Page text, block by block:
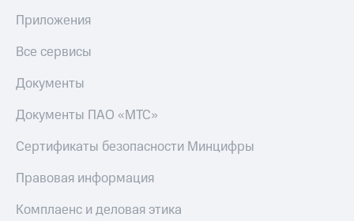
Приложения
Все сервисы
Документы
Документы ПАО «МТС»
Сертификаты безопасности Минцифры
Правовая информация
Комплаенс и деловая этика